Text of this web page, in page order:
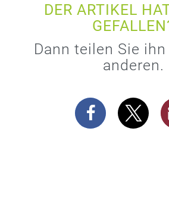
DER ARTIKEL
Dann teilen Sie
anderen.